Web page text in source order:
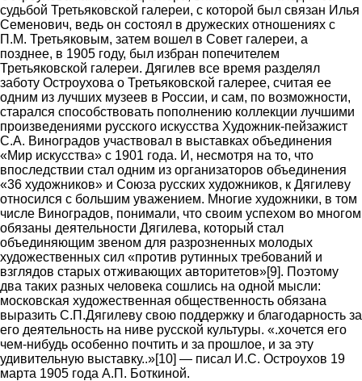
судьбой Третьяковской галереи, с которой был связан Илья
Семенович, ведь он состоял в дружеских отношениях с
П.М. Третьяковым, затем вошел в Совет галереи, а
позднее, в 1905 году, был избран попечителем
Третьяковской галереи. Дягилев все время разделял
заботу Остроухова о Третьяковской галерее, считая ее
одним из лучших музеев в России, и сам, по возможности,
старался способствовать пополнению коллекции лучшими
произведениями русского искусства Художник-пейзажист
С.А. Виноградов участвовал в выставках объединения
«Мир искусства» с 1901 года. И, несмотря на то, что
впоследствии стал одним из организаторов объединения
«36 художников» и Союза русских художников, к Дягилеву
относился с большим уважением. Многие художники, в том
числе Виноградов, понимали, что своим успехом во многом
обязаны деятельности Дягилева, который стал
объединяющим звеном для разрозненных молодых
художественных сил «против рутинных требований и
взглядов старых отживающих авторитетов»[9]. Поэтому
два таких разных человека сошлись на одной мысли:
московская художественная общественность обязана
выразить С.П.Дягилеву свою поддержку и благодарность за
его деятельность на ниве русской культуры. «.хочется его
чем-нибудь особенно почтить и за прошлое, и за эту
удивительную выставку..»[10] — писал И.С. Остроухов 19
марта 1905 года А.П. Боткиной.